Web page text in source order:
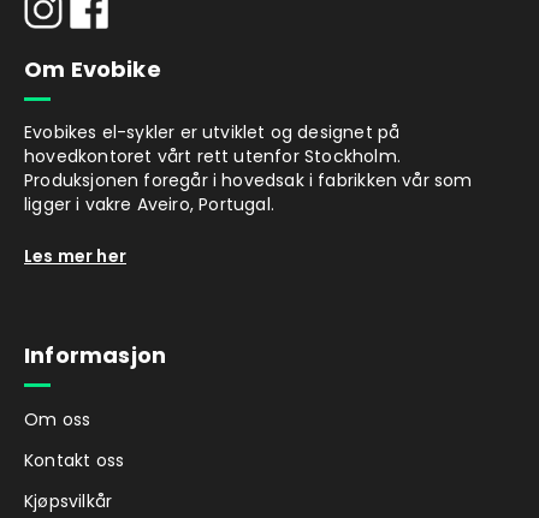
Om Evobike
Evobikes el-sykler er utviklet og designet på
hovedkontoret vårt rett utenfor Stockholm.
Produksjonen foregår i hovedsak i fabrikken vår som
ligger i vakre Aveiro, Portugal.
Les mer her
Informasjon
Om oss
Kontakt oss
Kjøpsvilkår